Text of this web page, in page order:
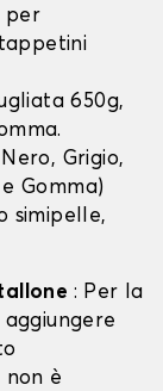
per
650g,
Grigio,
Gomma)
simipelle,
: Per la
non è